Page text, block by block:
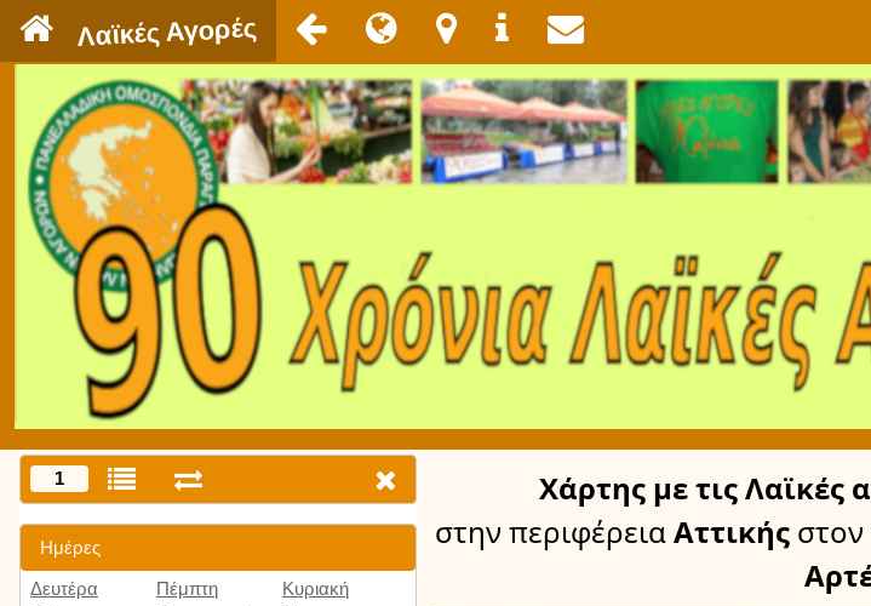
Λαϊκές Αγορές
1
Ημέρες
Δευτέρα
Πέμπτη
Κυριακή
Χάρτης με τις Λαϊκές
στην περιφέρειαΑττικής